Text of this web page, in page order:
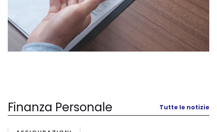
Finanza Personale Tutte le notizie